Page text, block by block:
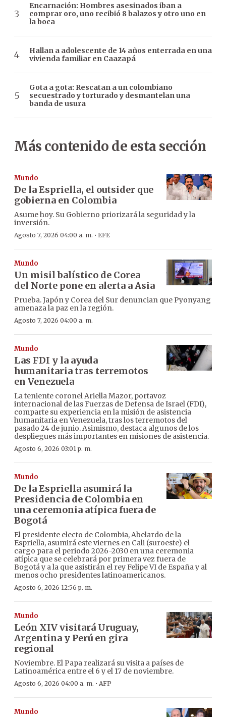
Encarnación: Hombres asesinados iban a
comprar oro, uno recibió 8 balazos y otro uno en
la boca
Hallan a adolescente de 14 años enterrada en una
vivienda familiar en Caazapá
Gota a gota: Rescatan a un colombiano
secuestrado y torturado y desmantelan una
banda de usura
Más contenido de esta sección
Mundo
De la Espriella, el outsider que
gobierna en Colombia
Asume hoy. Su Gobierno priorizará la seguridad y la
inversión.
Agosto 7, 2026 04:00 a. m. · EFE
Mundo
Un misil balístico de Corea
del Norte pone en alerta a Asia
Prueba. Japón y Corea del Sur denuncian que Pyonyang
amenaza la paz en la región.
Agosto 7, 2026 04:00 a. m.
Mundo
Las FDI y la ayuda
humanitaria tras terremotos
en Venezuela
La teniente coronel Ariella Mazor, portavoz
internacional de las Fuerzas de Defensa de Israel (FDI),
comparte su experiencia en la misión de asistencia
humanitaria en Venezuela, tras los terremotos del
pasado 24 de junio. Asimismo, destaca algunos de los
despliegues más importantes en misiones de asistencia.
Agosto 6, 2026 03:01 p. m.
Mundo
De la Espriella asumirá la
Presidencia de Colombia en
una ceremonia atípica fuera de
Bogotá
El presidente electo de Colombia, Abelardo de la
Espriella, asumirá este viernes en Cali (suroeste) el
cargo para el periodo 2026-2030 en una ceremonia
atípica que se celebrará por primera vez fuera de
Bogotá y a la que asistirán el rey Felipe VI de España y al
menos ocho presidentes latinoamericanos.
Agosto 6, 2026 12:56 p. m.
Mundo
León XIV visitará Uruguay,
Argentina y Perú en gira
regional
Noviembre. El Papa realizará su visita a países de
Latinoamérica entre el 6 y el 17 de noviembre.
Agosto 6, 2026 04:00 a. m. · AFP
Mundo